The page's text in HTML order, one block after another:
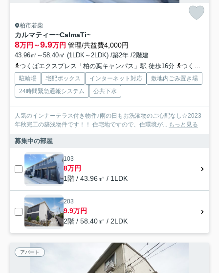
柏市若柴
カルマティー~CalmaTi~
8万円～9.9万円 管理/共益費4,000円
43.96㎡～58.40㎡ (1LDK～2LDK) /築2年 /2階建
つくばエクスプレス「柏の葉キャンパス」駅 徒歩16分
つくばエクスプレス「柏たなか」駅 徒歩35分
駐輪場 宅配ボックス インターネット対応
敷地内ごみ置き場
24時間緊急通報システム
公共下水
人気のインナーテラス付き物件♪雨の日もお洗濯物のご心配なし☆2023
年秋完工の築浅物件です！！ 住宅地ですので、住環境が... もっと見る
募集中の部屋
103
8万円
1階 / 43.96㎡ / 1LDK
203
9.9万円
2階 / 58.40㎡ / 2LDK
アパート